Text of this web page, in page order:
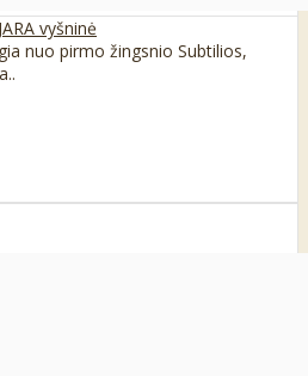
vyšninė
nuo pirmo žingsnio Subtilios,